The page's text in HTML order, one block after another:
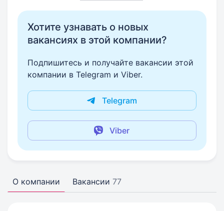
Хотите узнавать о новых
вакансиях в этой компании?
Подпишитесь и получайте вакансии этой
компании в Telegram и Viber.
Telegram
Viber
О компании Вакансии 77